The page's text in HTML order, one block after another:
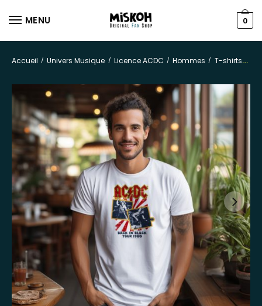
MENU 0
Accueil / Univers Musique / Licence ACDC / Hommes / T-shirts